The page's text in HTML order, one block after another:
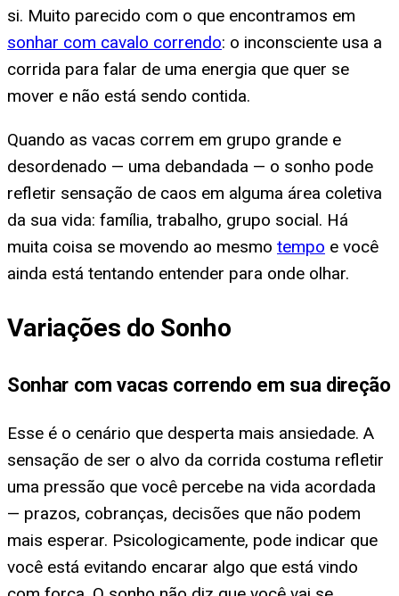
si. Muito parecido com o que encontramos em
sonhar com cavalo correndo: o inconsciente usa a
corrida para falar de uma energia que quer se
mover e não está sendo contida.
Quando as vacas correm em grupo grande e
desordenado — uma debandada — o sonho pode
refletir sensação de caos em alguma área coletiva
da sua vida: família, trabalho, grupo social. Há
muita coisa se movendo ao mesmo tempo e você
ainda está tentando entender para onde olhar.
Variações do Sonho
Sonhar com vacas correndo em sua direção
Esse é o cenário que desperta mais ansiedade. A
sensação de ser o alvo da corrida costuma refletir
uma pressão que você percebe na vida acordada
— prazos, cobranças, decisões que não podem
mais esperar. Psicologicamente, pode indicar que
você está evitando encarar algo que está vindo